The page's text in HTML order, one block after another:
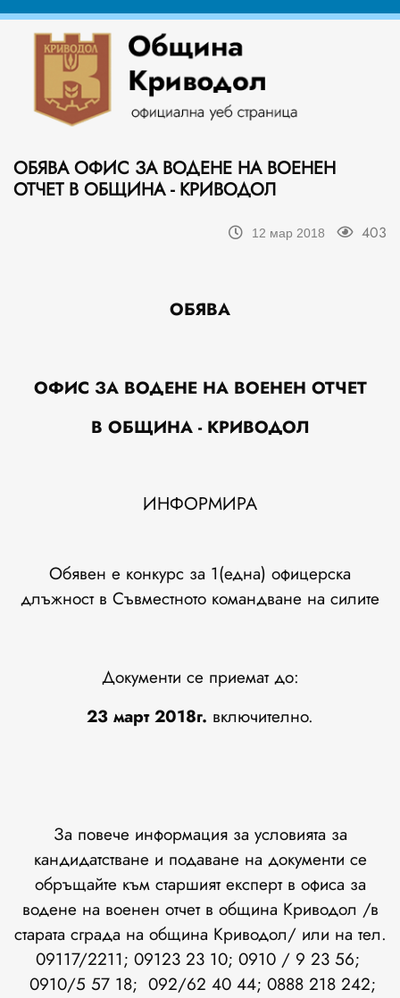
ОБЯВА ОФИС ЗА ВОДЕНЕ НА ВОЕНЕН
ОТЧЕТ В ОБЩИНА - КРИВОДОЛ
12 мар 2018 403
ОБЯВА
ОФИС ЗА ВОДЕНЕ НА ВОЕНЕН ОТЧЕТ
В ОБЩИНА - КРИВОДОЛ
ИНФОРМИРА
Обявен е конкурс за 1(една) офицерска
длъжност в Съвместното командване на силите
Документи се приемат до:
23 март 2018г. включително.
За повече информация за условията за
кандидатстване и подаване на документи се
обръщайте към старшият експерт в офиса за
водене на военен отчет в община Криводол /в
старата сграда на община Криводол/ или на тел.
09117/2211; 09123 23 10; 0910 / 9 23 56;
0910/5 57 18; 092/62 40 44; 0888 218 242;